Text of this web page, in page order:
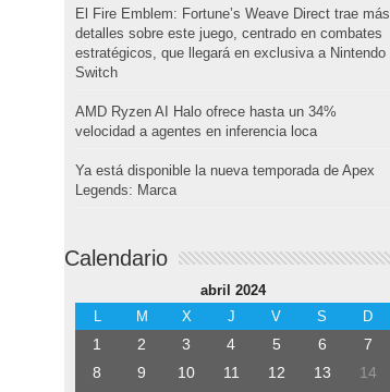
El Fire Emblem: Fortune’s Weave Direct trae más
detalles sobre este juego, centrado en combates
estratégicos, que llegará en exclusiva a Nintendo
Switch
AMD Ryzen AI Halo ofrece hasta un 34%
velocidad a agentes en inferencia loca
Ya está disponible la nueva temporada de Apex
Legends: Marca
Calendario
abril 2024
L
M X J V S D
1 2 3 4 5 6
7
8
9 10 11 12 13
14